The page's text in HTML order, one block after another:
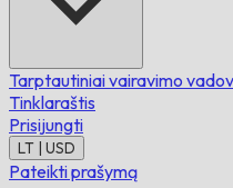
Tarptautiniai vairavimo
Tinklaraštis
Prisijungti
LT | USD
Pateikti prašymą